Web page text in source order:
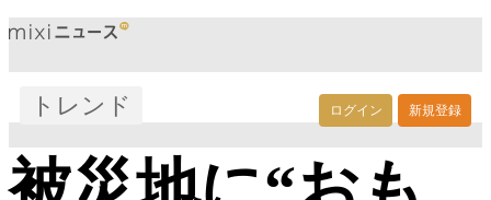
ログイン 新規登録
トレンド